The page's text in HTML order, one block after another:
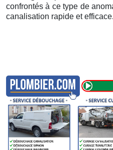
confrontés à ce type de
canalisation rapide et efficace.